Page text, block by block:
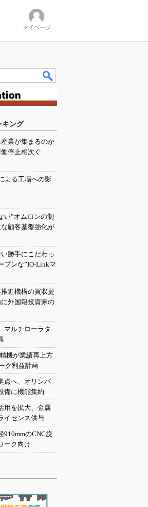
マイページ
キング
業が集まるのか
停止相次ぐ
よる工場への影
い”オムロンの制
顧客基盤強化が
勝手にこだわっ
プンな”IO-Linkマ
進機構の買収提
外国籍投資家の
マルチローラタ
機が業績再上方
ク利益計画
点へ、オリンパ
備に機能集約
用を拡大、金属
イセンス供与
910mmのCNC旋
ーク向け